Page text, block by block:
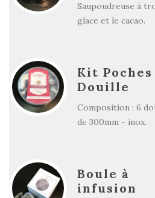
Saupoudreuse à
glace et le cacao.
Kit Poches
Douille
Composition : 6
de 300mm - inox.
Boule à
infusion